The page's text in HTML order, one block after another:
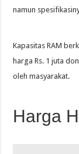
namun
Kapasitas RAM
harga Rs. 1 juta
oleh masyarakat.
Harga